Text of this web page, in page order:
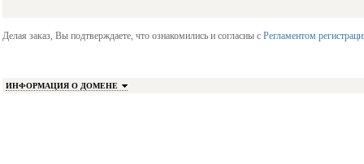
Делая заказ, Вы подтверждаете, что ознакомились и согласны с Регламентом
ИНФОРМАЦИЯ О ДОМЕНЕ